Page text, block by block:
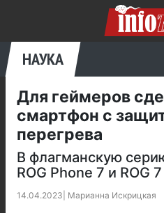
НАУКА
Для геймеров
смартфон с
перегрева
В флагманскую
ROG Phone 7 и ROG
14.04.2023 Марианна Искрицкая